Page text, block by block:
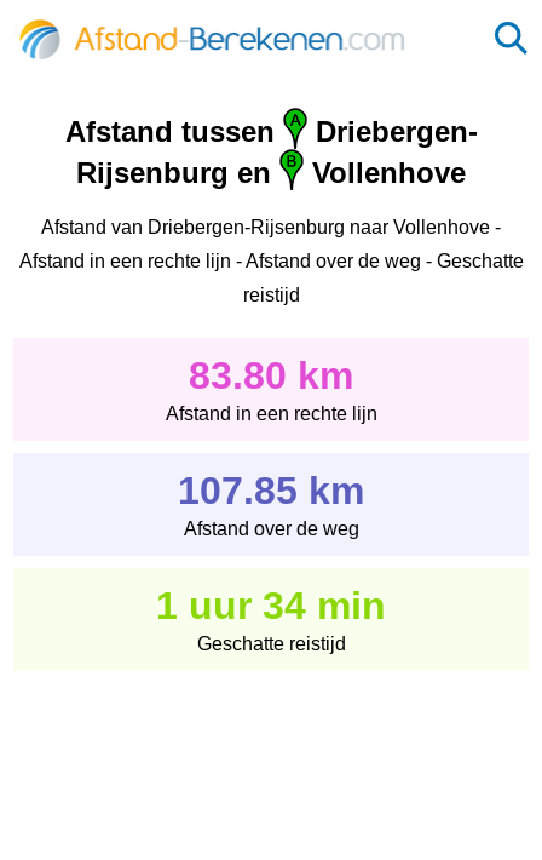
Afstand tussen
Driebergen-
Rijsenburg en
Vollenhove
Afstand van Driebergen-Rijsenburg naar Vollenhove -
Afstand in een rechte lijn - Afstand over de weg - Geschatte
reistijd
83.80 km
Afstand in een rechte lijn
107.85 km
Afstand over de weg
1 uur 34 min
Geschatte reistijd